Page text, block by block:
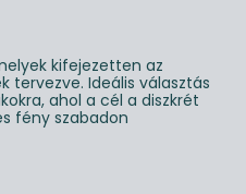
kifejezetten az
tervezve. Ideális választás
ahol a cél a diszkrét
fény szabadon